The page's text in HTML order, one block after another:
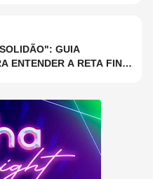
GUIA
ENTENDER A RETA FINAL